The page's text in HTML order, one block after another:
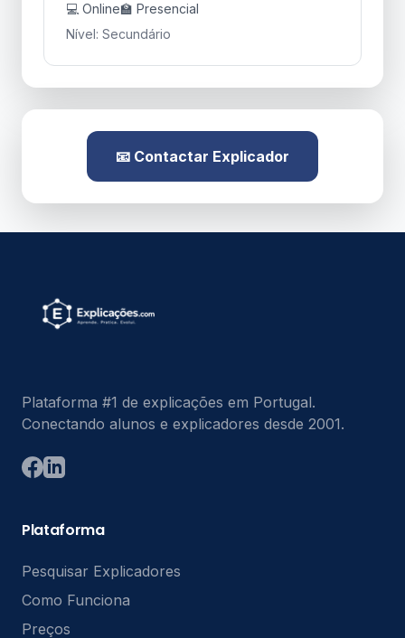
💻 Online🏫 Presencial
Nível: Secundário
📧 Contactar Explicador
Plataforma #1 de explicações em Portugal.
Conectando alunos e explicadores desde 2001.
Plataforma
Pesquisar Explicadores
Como Funciona
Preços